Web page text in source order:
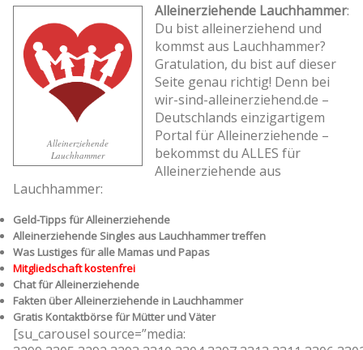
Alleinerziehende
Lauchhammer
Alleinerziehende Lauchhammer:
Du bist alleinerziehend und
kommst aus Lauchhammer?
Gratulation, du bist auf dieser
Seite genau richtig! Denn bei
wir-sind-alleinerziehend.de –
Deutschlands einzigartigem
Portal für Alleinerziehende –
bekommst du ALLES für
Alleinerziehende aus
Lauchhammer:
Geld-Tipps für Alleinerziehende
Alleinerziehende Singles aus Lauchhammer treffen
Was Lustiges für alle Mamas und Papas
Mitgliedschaft kostenfrei
Chat für Alleinerziehende
Fakten über Alleinerziehende in Lauchhammer
Gratis Kontaktbörse für Mütter und Väter
[su_carousel source=”media: